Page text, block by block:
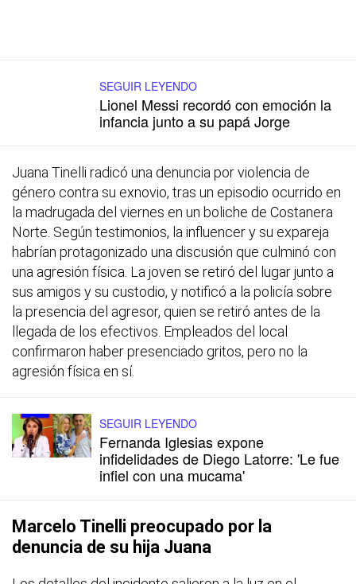
SEGUIR LEYENDO
Lionel Messi recordó con emoción la
infancia junto a su papá Jorge
Juana Tinelli radicó una denuncia por violencia de
género contra su exnovio, tras un episodio ocurrido en
la madrugada del viernes en un boliche de Costanera
Norte. Según testimonios, la influencer y su expareja
habrían protagonizado una discusión que culminó con
una agresión física. La joven se retiró del lugar junto a
sus amigos y su custodio, y notificó a la policía sobre
la presencia del agresor, quien se retiró antes de la
llegada de los efectivos. Empleados del local
confirmaron haber presenciado gritos, pero no la
agresión física en sí.
SEGUIR LEYENDO
Fernanda Iglesias expone
infidelidades de Diego Latorre: 'Le fue
infiel con una mucama'
Marcelo Tinelli preocupado por la
denuncia de su hija Juana